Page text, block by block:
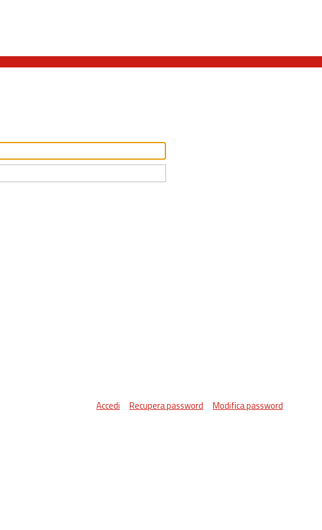
Accedi Recupera password Modifica password